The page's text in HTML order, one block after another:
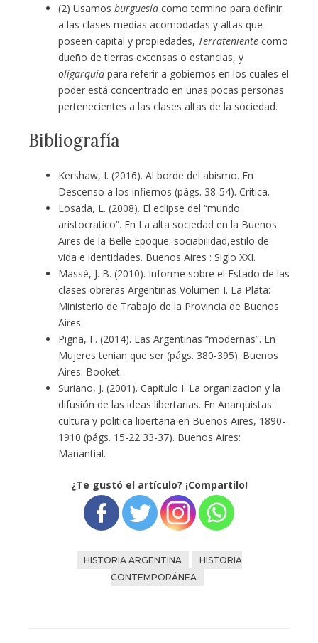
(2) Usamos burguesía como termino para definir
a las clases medias acomodadas y altas que
poseen capital y propiedades, Terrateniente como
dueño de tierras extensas o estancias, y
oligarquía para referir a gobiernos en los cuales el
poder está concentrado en unas pocas personas
pertenecientes a las clases altas de la sociedad.
Bibliografía
Kershaw, I. (2016). Al borde del abismo. En
Descenso a los infiernos (págs. 38-54). Critica.
Losada, L. (2008). El eclipse del “mundo
aristocratico”. En La alta sociedad en la Buenos
Aires de la Belle Epoque: sociabilidad,estilo de
vida e identidades. Buenos Aires : Siglo XXI.
Massé, J. B. (2010). Informe sobre el Estado de las
clases obreras Argentinas Volumen I. La Plata:
Ministerio de Trabajo de la Provincia de Buenos
Aires.
Pigna, F. (2014). Las Argentinas “modernas”. En
Mujeres tenian que ser (págs. 380-395). Buenos
Aires: Booket.
Suriano, J. (2001). Capitulo I. La organizacion y la
difusión de las ideas libertarias. En Anarquistas:
cultura y politica libertaria en Buenos Aires, 1890-
1910 (págs. 15-22 33-37). Buenos Aires:
Manantial.
¿Te gustó el artículo? ¡Compartilo!
HISTORIA ARGENTINA
HISTORIA
CONTEMPORÁNEA